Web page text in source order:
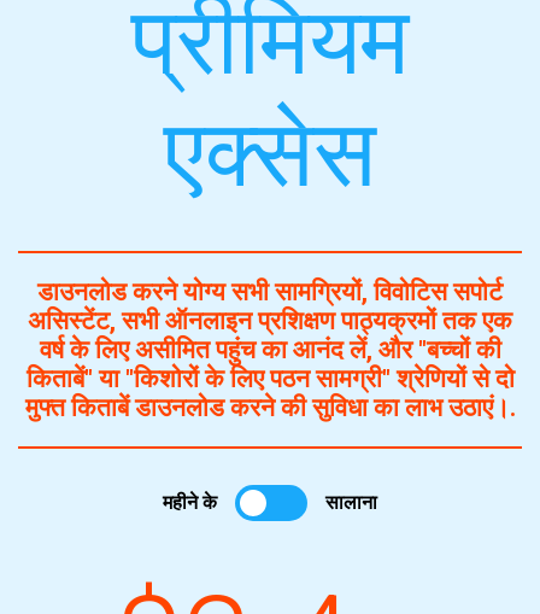
प्रीमियम
एक्सेस
डाउनलोड करने योग्य सभी सामग्रियों, विवोटिस सपोर्ट
असिस्टेंट, सभी ऑनलाइन प्रशिक्षण पाठ्यक्रमों तक एक
वर्ष के लिए असीमित पहुंच का आनंद लें, और "बच्चों की
किताबें" या "किशोरों के लिए पठन सामग्री" श्रेणियों से दो
मुफ्त किताबें डाउनलोड करने की सुविधा का लाभ उठाएं।.
महीने के सालाना